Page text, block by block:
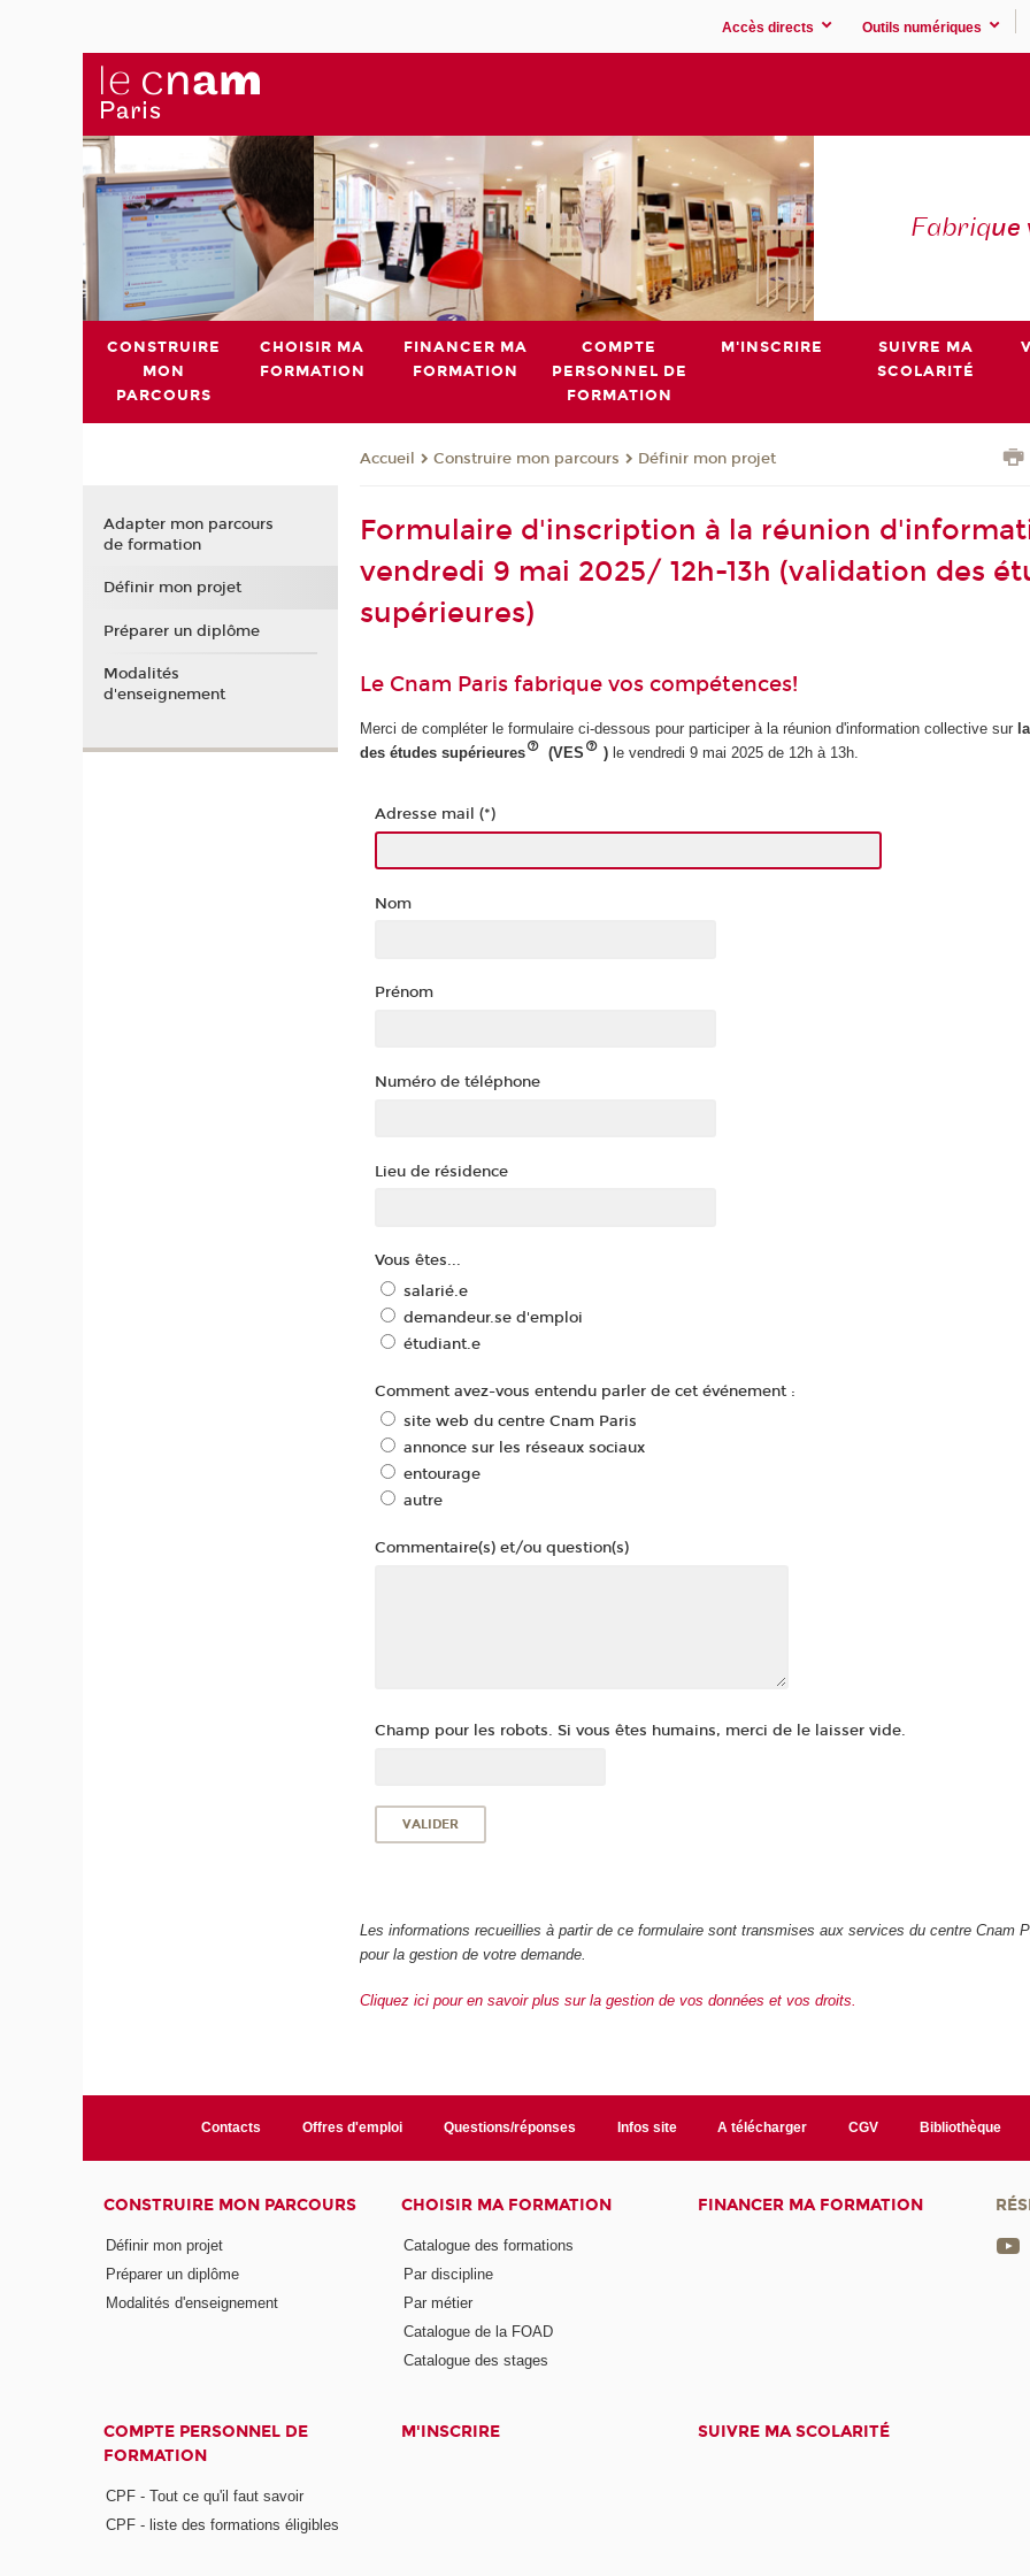
Accès directs Outils numériques
Fabrique
CONSTRUIRE
MON
PARCOURS
CHOISIR MA
FORMATION
FINANCER MA
FORMATION
COMPTE
PERSONNEL DE
FORMATION
M'INSCRIRE
SUIVRE MA
SCOLARITÉ
Accueil Construire mon parcours Définir mon projet
Formulaire d'inscription à la réunion
vendredi 9 mai 2025/ 12h-13h (validation des
supérieures)
Le Cnam Paris fabrique vos compétences!
Merci de compléter le formulaire ci-dessous pour participer à la réunion d'information collective sur
des études supérieures
(VES )le vendredi 9 mai 2025 de 12h à 13h.
Adresse mail (*)
Nom
Prénom
Numéro de téléphone
Lieu de résidence
Vous êtes...
salarié.e
demandeur.se d'emploi
étudiant.e
Comment avez-vous entendu parler de cet événement :
site web du centre Cnam Paris
annonce sur les réseaux sociaux
entourage
autre
Commentaire(s) et/ou question(s)
Champ pour les robots. Si vous êtes humains, merci de le laisser vide.
Les informations recueillies à partir de ce formulaire sont transmises aux services du centre Cnam
pour la gestion de votre demande.
Cliquez ici pour en savoir plus sur la gestion de vos données et vos droits.
Adapter mon parcours
de formation
Définir mon projet
Préparer un diplôme
Modalités
d'enseignement
Contacts Offres d'emploi Questions/réponses Infos site A télécharger CGV Bibliothèque
CONSTRUIRE MON PARCOURS
Définir mon projet
Préparer un diplôme
Modalités d'enseignement
CHOISIR MA FORMATION
Catalogue des formations
Par discipline
Par métier
Catalogue de la FOAD
Catalogue des stages
FINANCER MA FORMATION
COMPTE PERSONNEL DE
FORMATION
CPF - Tout ce qu'il faut savoir
CPF - liste des formations éligibles
M'INSCRIRE SUIVRE MA SCOLARITÉ